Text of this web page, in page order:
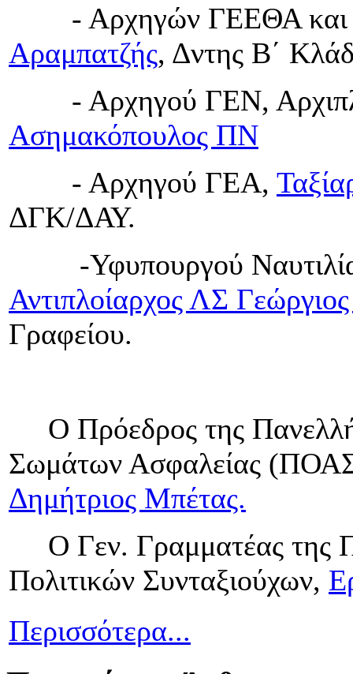
- Αρχηγών ΓΕΕΘΑ
Αραμπατζής, Δντης Β΄
- Αρχηγού ΓΕΝ,
Ασημακόπουλος ΠΝ
- Αρχηγού ΓΕΑ,
ΔΓΚ/ΔΑΥ.
-Υφυπουργού Ναυτιλίας
Αντιπλοίαρχος ΛΣ
Γραφείου.
Ο Πρόεδρος της
Σωμάτων Ασφαλείας
Δημήτριος Μπέτας.
Ο Γεν. Γραμματέας της
Πολιτικών Συνταξιούχων,
Περισσότερα...